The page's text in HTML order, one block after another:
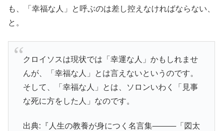
も、「幸福な人」と呼ぶのは差し控えなければならない、
と。
クロイソスは現状では「幸運な人」かもしれませ
んが、「幸福な人」とは言えないというのです。
そして、「幸福な人」とは、ソロンいわく「見事
な死に方をした人」なのです。
出典:『人生の教養が身につく名言集―――「図太